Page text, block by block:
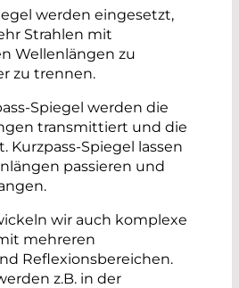
werden eingesetzt,
Strahlen mit
Wellenlängen zu
zu trennen.
Spiegel werden die
transmittiert und die
Kurzpass-Spiegel lassen
passieren und
wir auch komplexe
mehreren
Reflexionsbereichen.
z.B. in der